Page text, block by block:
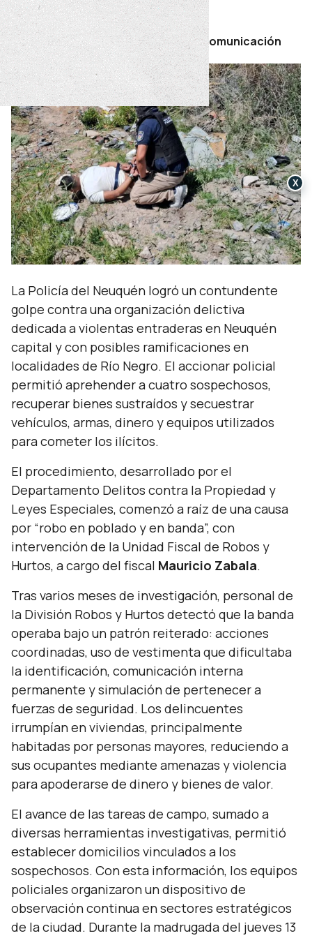
martes 18 de noviembre de 2025
Por Secretaría de Prensa y Comunicación
La Policía del Neuquén logró un contundente
golpe contra una organización delictiva
dedicada a violentas entraderas en Neuquén
capital y con posibles ramificaciones en
localidades de Río Negro. El accionar policial
permitió aprehender a cuatro sospechosos,
recuperar bienes sustraídos y secuestrar
vehículos, armas, dinero y equipos utilizados
para cometer los ilícitos.
El procedimiento, desarrollado por el
Departamento Delitos contra la Propiedad y
Leyes Especiales, comenzó a raíz de una causa
por “robo en poblado y en banda”, con
intervención de la Unidad Fiscal de Robos y
Hurtos, a cargo del fiscal Mauricio Zabala.
Tras varios meses de investigación, personal de
la División Robos y Hurtos detectó que la banda
operaba bajo un patrón reiterado: acciones
coordinadas, uso de vestimenta que dificultaba
la identificación, comunicación interna
permanente y simulación de pertenecer a
fuerzas de seguridad. Los delincuentes
irrumpían en viviendas, principalmente
habitadas por personas mayores, reduciendo a
sus ocupantes mediante amenazas y violencia
para apoderarse de dinero y bienes de valor.
El avance de las tareas de campo, sumado a
diversas herramientas investigativas, permitió
establecer domicilios vinculados a los
sospechosos. Con esta información, los equipos
policiales organizaron un dispositivo de
observación continua en sectores estratégicos
de la ciudad. Durante la madrugada del jueves 13
X